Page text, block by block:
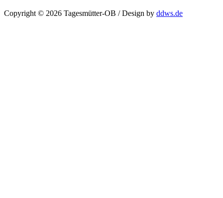
Copyright © 2026 Tagesmütter-OB / Design by ddws.de